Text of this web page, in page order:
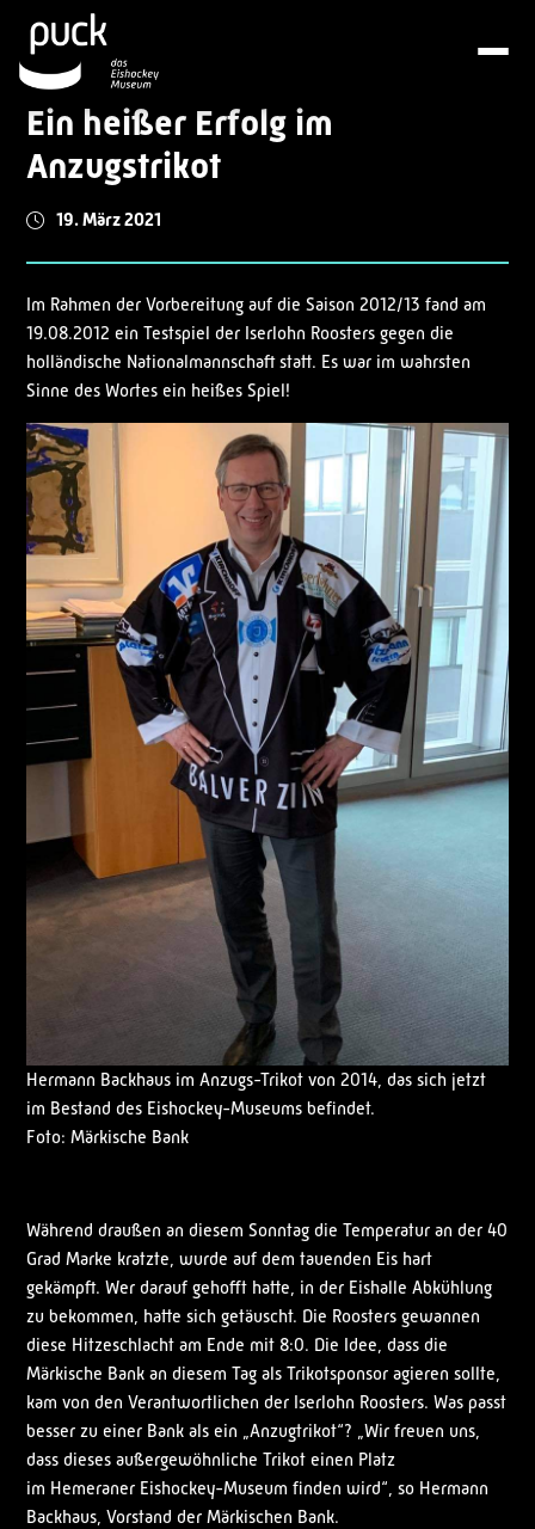
Ein heißer Erfolg im
Anzugstrikot
19. März 2021
Im Rahmen der Vorbereitung auf die Saison 2012/13 fand am
19.08.2012 ein Testspiel der Iserlohn Roosters gegen die
holländische Nationalmannschaft statt. Es war im wahrsten
Sinne des Wortes ein heißes Spiel!
Hermann Backhaus im Anzugs-Trikot von 2014, das sich jetzt
im Bestand des Eishockey-Museums befindet.
Foto: Märkische Bank
Während draußen an diesem Sonntag die Temperatur an der 40
Grad Marke kratzte, wurde auf dem tauenden Eis hart
gekämpft. Wer darauf gehofft hatte, in der Eishalle Abkühlung
zu bekommen, hatte sich getäuscht. Die Roosters gewannen
diese Hitzeschlacht am Ende mit 8:0. Die Idee, dass die
Märkische Bank an diesem Tag als Trikotsponsor agieren sollte,
kam von den Verantwortlichen der Iserlohn Roosters. Was passt
besser zu einer Bank als ein „Anzugtrikot“? „Wir freuen uns,
dass dieses außergewöhnliche Trikot einen Platz
im Hemeraner Eishockey-Museum finden wird“, so Hermann
Backhaus, Vorstand der Märkischen Bank.